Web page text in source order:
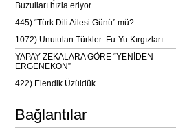
Buzulları hızla eriyor
445) “Türk Dili Ailesi Günü” mü?
1072) Unutulan Türkler: Fu-Yu Kırgızları
YAPAY ZEKALARA GÖRE “YENİDEN
ERGENEKON”
422) Elendik Üzüldük
Bağlantılar